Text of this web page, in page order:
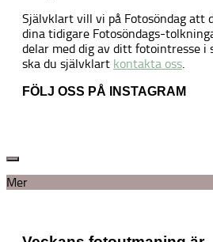
Självklart vill vi på Fotosöndag att
dina tidigare Fotosöndags-
delar med dig av ditt fotointresse i
ska du självklart kontakta oss.
FÖLJ OSS PÅ INSTAGRAM
Mer